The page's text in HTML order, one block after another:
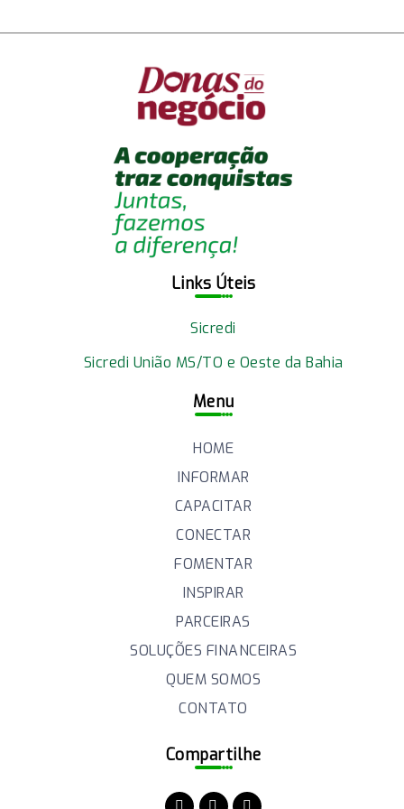
Links Úteis
Sicredi
Sicredi União MS/TO e Oeste da Bahia
Menu
HOME
INFORMAR
CAPACITAR
CONECTAR
FOMENTAR
INSPIRAR
PARCEIRAS
SOLUÇÕES FINANCEIRAS
QUEM SOMOS
CONTATO
Compartilhe